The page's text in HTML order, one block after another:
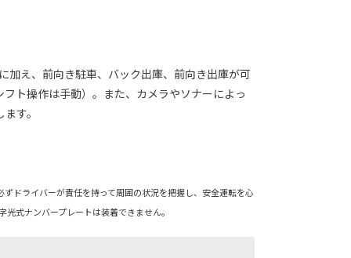
加え、前向き駐車、バック出庫、前向き出庫が可
ト操作は手動）。また、カメラやソナーによっ
す。
ドライバーが責任を持って周囲の状況を把握し、安全運転を心
式ナンバープレートは装着できません。